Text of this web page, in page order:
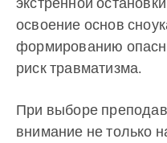
освоение основ
формированию
риск травматизма.
При выборе
внимание не только